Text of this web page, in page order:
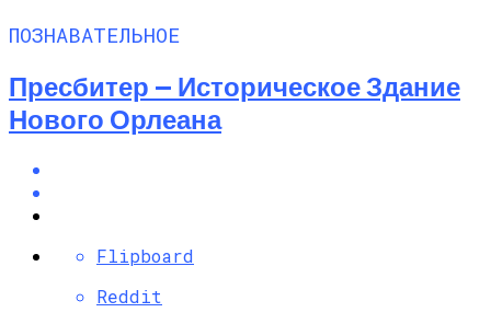
ПОЗНАВАТЕЛЬНОЕ
Пресбитер — Историческое Здание
Нового Орлеана
Flipboard
Reddit